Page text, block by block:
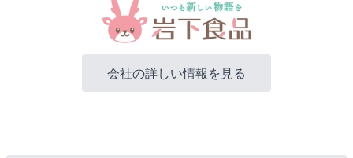
会社の詳しい情報を見る